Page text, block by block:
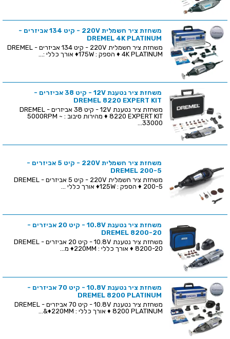
משחזת ציר חשמלית 220V - קיט 134 אביזרים -
DREMEL 4K PLATINUM
משחזת ציר חשמלית 220V - קיט 134 אביזרים - DREMEL
4K PLATINUM ♦ הספק : 175W♦ אורך כללי :...
משחזת ציר נטענת 12V - קיט 38 אביזרים -
DREMEL 8220 EXPERT KIT
משחזת ציר נטענת 12V - קיט 38 אביזרים - DREMEL
8220 EXPERT KIT ♦ מהירות סיבוב : 5000RPM ~
33000...
משחזת ציר חשמלית 220V - קיט 5 אביזרים -
DREMEL 200-5
משחזת ציר חשמלית 220V - קיט 5 אביזרים - DREMEL
200-5 ♦ הספק : 125W♦ אורך כללי ...
משחזת ציר נטענת 10.8V - קיט 20 אביזרים -
DREMEL 8200-20
משחזת ציר נטענת 10.8V - קיט 20 אביזרים - DREMEL
8200-20 ♦ אורך כללי : 220MM♦ מ...
משחזת ציר נטענת 10.8V - קיט 70 אביזרים -
DREMEL 8200 PLATINUM
משחזת ציר נטענת 10.8V - קיט 70 אביזרים - DREMEL
8200 PLATINUM ♦ אורך כללי : 220MM♦&...